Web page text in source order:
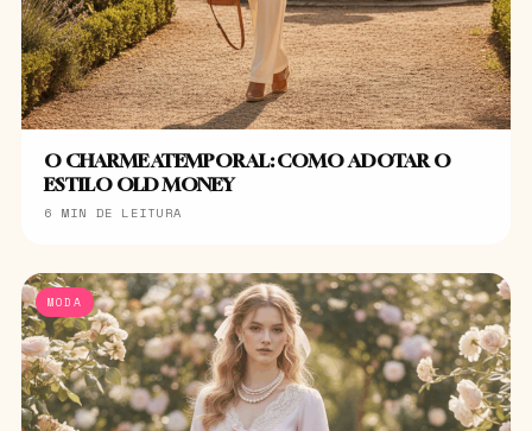
O CHARME ATEMPORAL: COMO ADOTAR O
ESTILO OLD MONEY
6 MIN DE LEITURA
MODA